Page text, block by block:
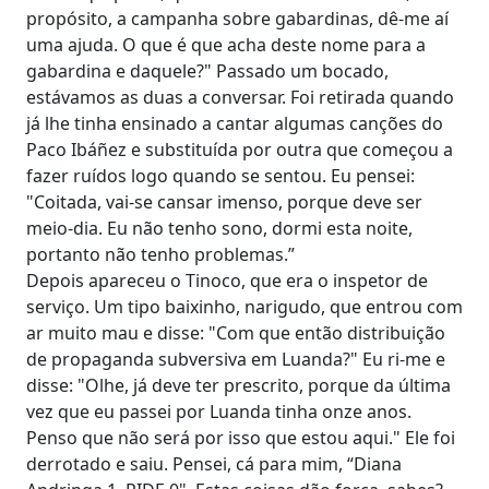
propósito, a campanha sobre gabardinas, dê-me aí
uma ajuda. O que é que acha deste nome para a
gabardina e daquele?" Passado um bocado,
estávamos as duas a conversar. Foi retirada quando
já lhe tinha ensinado a cantar algumas canções do
Paco Ibáñez e substituída por outra que começou a
fazer ruídos logo quando se sentou. Eu pensei:
"Coitada, vai-se cansar imenso, porque deve ser
meio-dia. Eu não tenho sono, dormi esta noite,
portanto não tenho problemas.”
Depois apareceu o Tinoco, que era o inspetor de
serviço. Um tipo baixinho, narigudo, que entrou com
ar muito mau e disse: "Com que então distribuição
de propaganda subversiva em Luanda?" Eu ri-me e
disse: "Olhe, já deve ter prescrito, porque da última
vez que eu passei por Luanda tinha onze anos.
Penso que não será por isso que estou aqui." Ele foi
derrotado e saiu. Pensei, cá para mim, “Diana